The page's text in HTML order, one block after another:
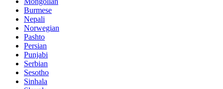
Burmese
Nepali
Norwegian
Pashto
Persian
Punjabi
Serbian
Sesotho
Sinhala